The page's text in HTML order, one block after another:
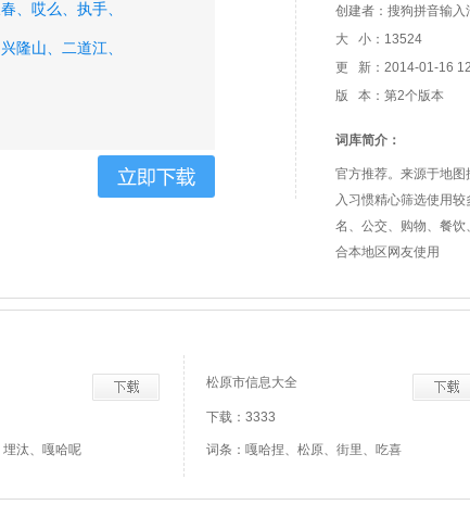
、 哎么、 执手、
兴隆山、 二道江、
创建者：搜狗拼音输入
大 小：13524
更 新：2014-01-16
版 本：第2个版本
词库简介：
官方推荐。来源于地
入习惯精心筛选使用
名、公交、购物、餐
合本地区网友使用
汰、嘎哈呢
松原市信息大全
下载：3333
词条：嘎哈捏、松原、街里、吃喜